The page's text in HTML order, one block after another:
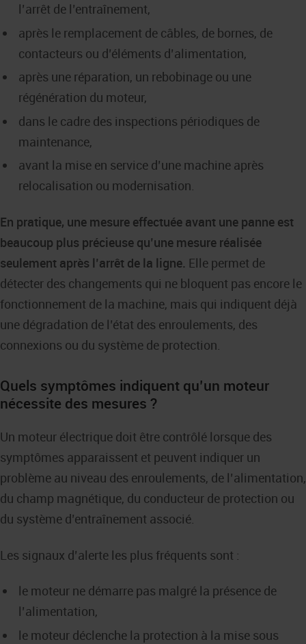
l’arrêt de l’entraînement,
après le remplacement de câbles, de bornes, de
contacteurs ou d’éléments d’alimentation,
après une réparation, un rebobinage ou une
régénération du moteur,
dans le cadre des inspections périodiques de
maintenance,
avant la mise en service d’une machine après
relocalisation ou modernisation.
En pratique, une mesure effectuée avant une panne est
beaucoup plus précieuse qu’une mesure réalisée
seulement après l’arrêt de la ligne. Elle permet de
détecter des changements qui ne bloquent pas encore le
fonctionnement de la machine, mais qui indiquent déjà
une dégradation de l’état des enroulements, des
connexions ou du système de protection.
Quels symptômes indiquent qu’un moteur
nécessite des mesures ?
Un moteur électrique doit être contrôlé lorsque des
symptômes apparaissent et peuvent indiquer un
problème au niveau des enroulements, de l’alimentation,
du champ magnétique, du conducteur de protection ou
du système d’entraînement associé.
Les signaux d’alerte les plus fréquents sont :
le moteur ne démarre pas malgré la présence de
l’alimentation,
le moteur déclenche la protection à la mise sous